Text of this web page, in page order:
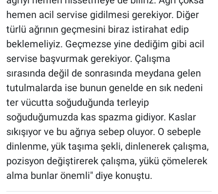
hemen acil servise gidilmesi gerekiyor. Diğer
türlü ağrının geçmesini biraz istirahat edip
beklemeliyiz. Geçmezse yine dediğim gibi acil
servise başvurmak gerekiyor. Çalışma
sırasında değil de sonrasında meydana gelen
tutulmalarda ise bunun genelde en sık nedeni
ter vücutta soğuduğunda terleyip
soğuduğumuzda kas spazma gidiyor. Kaslar
sıkışıyor ve bu ağrıya sebep oluyor. O sebeple
dinlenme, yük taşıma şekli, dinlenerek çalışma,
pozisyon değiştirerek çalışma, yükü çömelerek
alma bunlar önemli" diye konuştu.